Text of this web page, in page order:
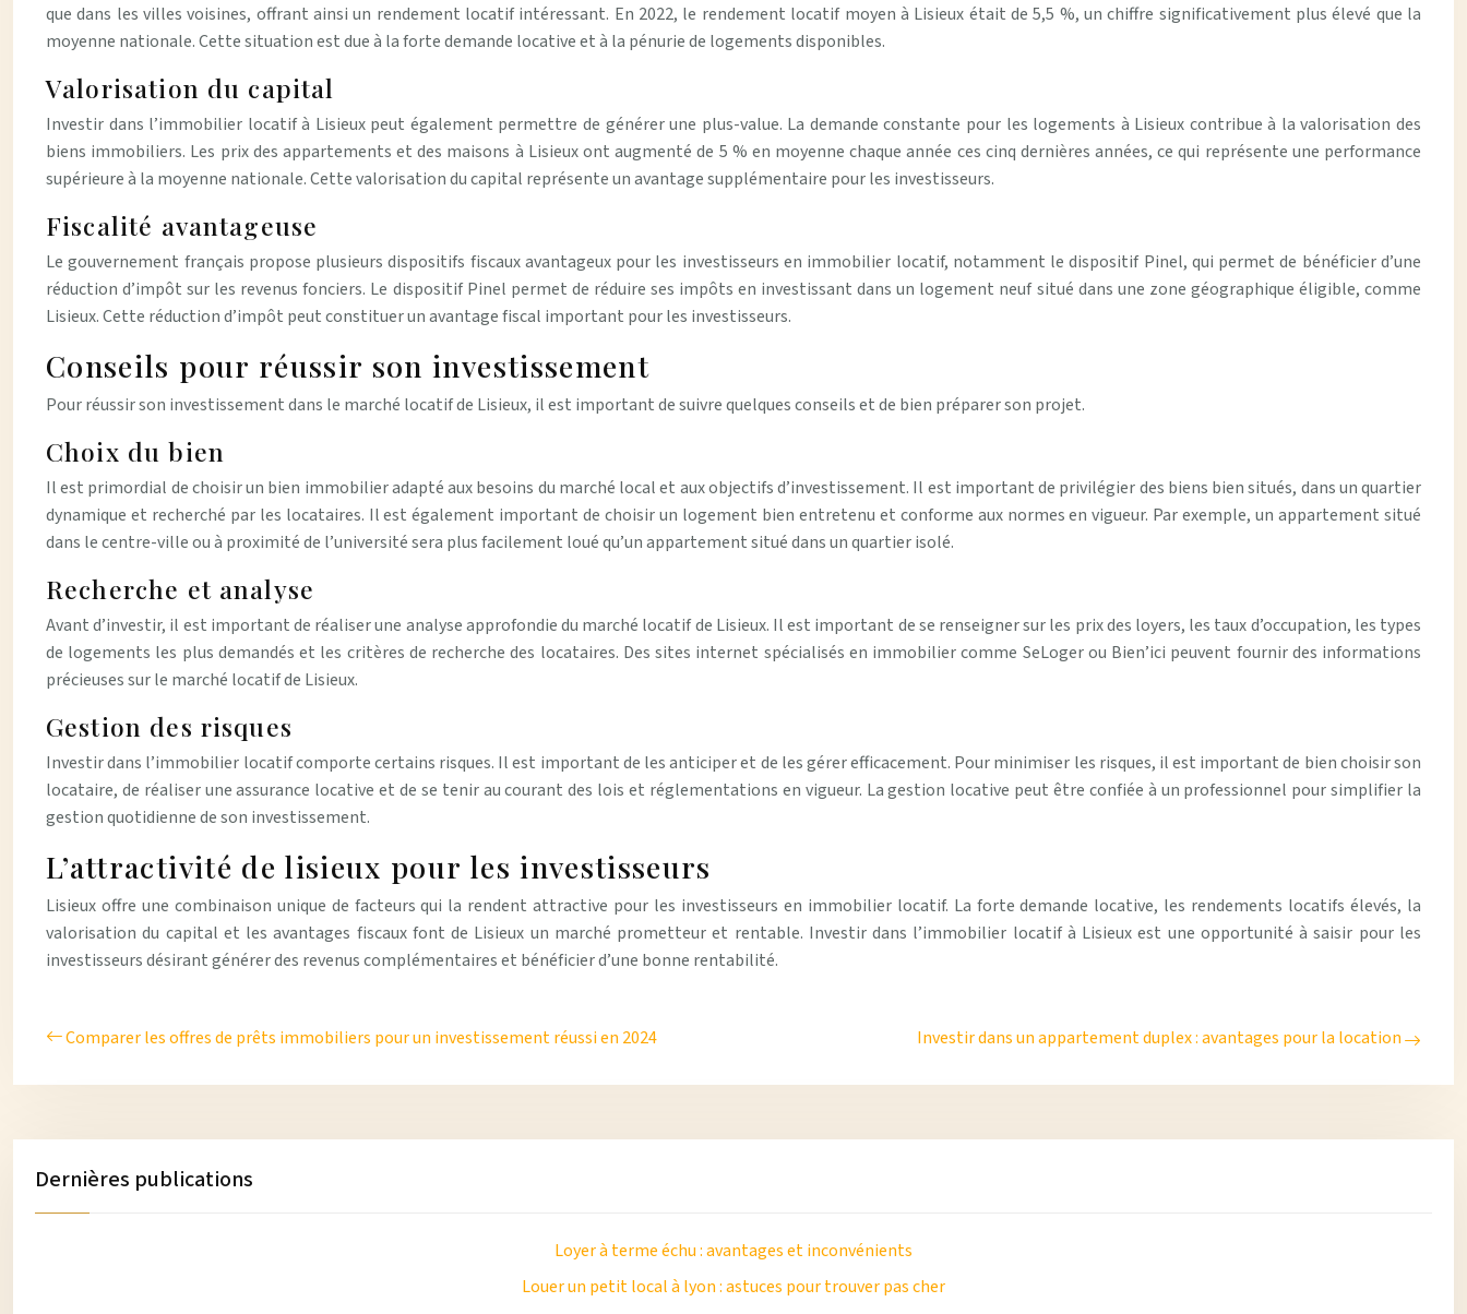
que dans les villes voisines, offrant ainsi un rendement locatif intéressant. En 2022, le rendement locatif moyen à Lisieux était de 5,5 %, un chiffre significativement plus élevé que la
moyenne nationale. Cette situation est due à la forte demande locative et à la pénurie de logements disponibles.
Valorisation du capital
Investir dans l’immobilier locatif à Lisieux peut également permettre de générer une plus-value. La demande constante pour les logements à Lisieux contribue à la valorisation des
biens immobiliers. Les prix des appartements et des maisons à Lisieux ont augmenté de 5 % en moyenne chaque année ces cinq dernières années, ce qui représente une performance
supérieure à la moyenne nationale. Cette valorisation du capital représente un avantage supplémentaire pour les investisseurs.
Fiscalité avantageuse
Le gouvernement français propose plusieurs dispositifs fiscaux avantageux pour les investisseurs en immobilier locatif, notamment le dispositif Pinel, qui permet de bénéficier d’une
réduction d’impôt sur les revenus fonciers. Le dispositif Pinel permet de réduire ses impôts en investissant dans un logement neuf situé dans une zone géographique éligible, comme
Lisieux. Cette réduction d’impôt peut constituer un avantage fiscal important pour les investisseurs.
Conseils pour réussir son investissement
Pour réussir son investissement dans le marché locatif de Lisieux, il est important de suivre quelques conseils et de bien préparer son projet.
Choix du bien
Il est primordial de choisir un bien immobilier adapté aux besoins du marché local et aux objectifs d’investissement. Il est important de privilégier des biens bien situés, dans un quartier
dynamique et recherché par les locataires. Il est également important de choisir un logement bien entretenu et conforme aux normes en vigueur. Par exemple, un appartement situé
dans le centre-ville ou à proximité de l’université sera plus facilement loué qu’un appartement situé dans un quartier isolé.
Recherche et analyse
Avant d’investir, il est important de réaliser une analyse approfondie du marché locatif de Lisieux. Il est important de se renseigner sur les prix des loyers, les taux d’occupation, les types
de logements les plus demandés et les critères de recherche des locataires. Des sites internet spécialisés en immobilier comme SeLoger ou Bien’ici peuvent fournir des informations
précieuses sur le marché locatif de Lisieux.
Gestion des risques
Investir dans l’immobilier locatif comporte certains risques. Il est important de les anticiper et de les gérer efficacement. Pour minimiser les risques, il est important de bien choisir son
locataire, de réaliser une assurance locative et de se tenir au courant des lois et réglementations en vigueur. La gestion locative peut être confiée à un professionnel pour simplifier la
gestion quotidienne de son investissement.
L’attractivité de lisieux pour les investisseurs
Lisieux offre une combinaison unique de facteurs qui la rendent attractive pour les investisseurs en immobilier locatif. La forte demande locative, les rendements locatifs élevés, la
valorisation du capital et les avantages fiscaux font de Lisieux un marché prometteur et rentable. Investir dans l’immobilier locatif à Lisieux est une opportunité à saisir pour les
investisseurs désirant générer des revenus complémentaires et bénéficier d’une bonne rentabilité.
Comparer les offres de prêts immobiliers pour un investissement réussi en 2024 Investir dans un appartement duplex : avantages pour la location
Dernières publications
Loyer à terme échu : avantages et inconvénients
Louer un petit local à lyon : astuces pour trouver pas cher